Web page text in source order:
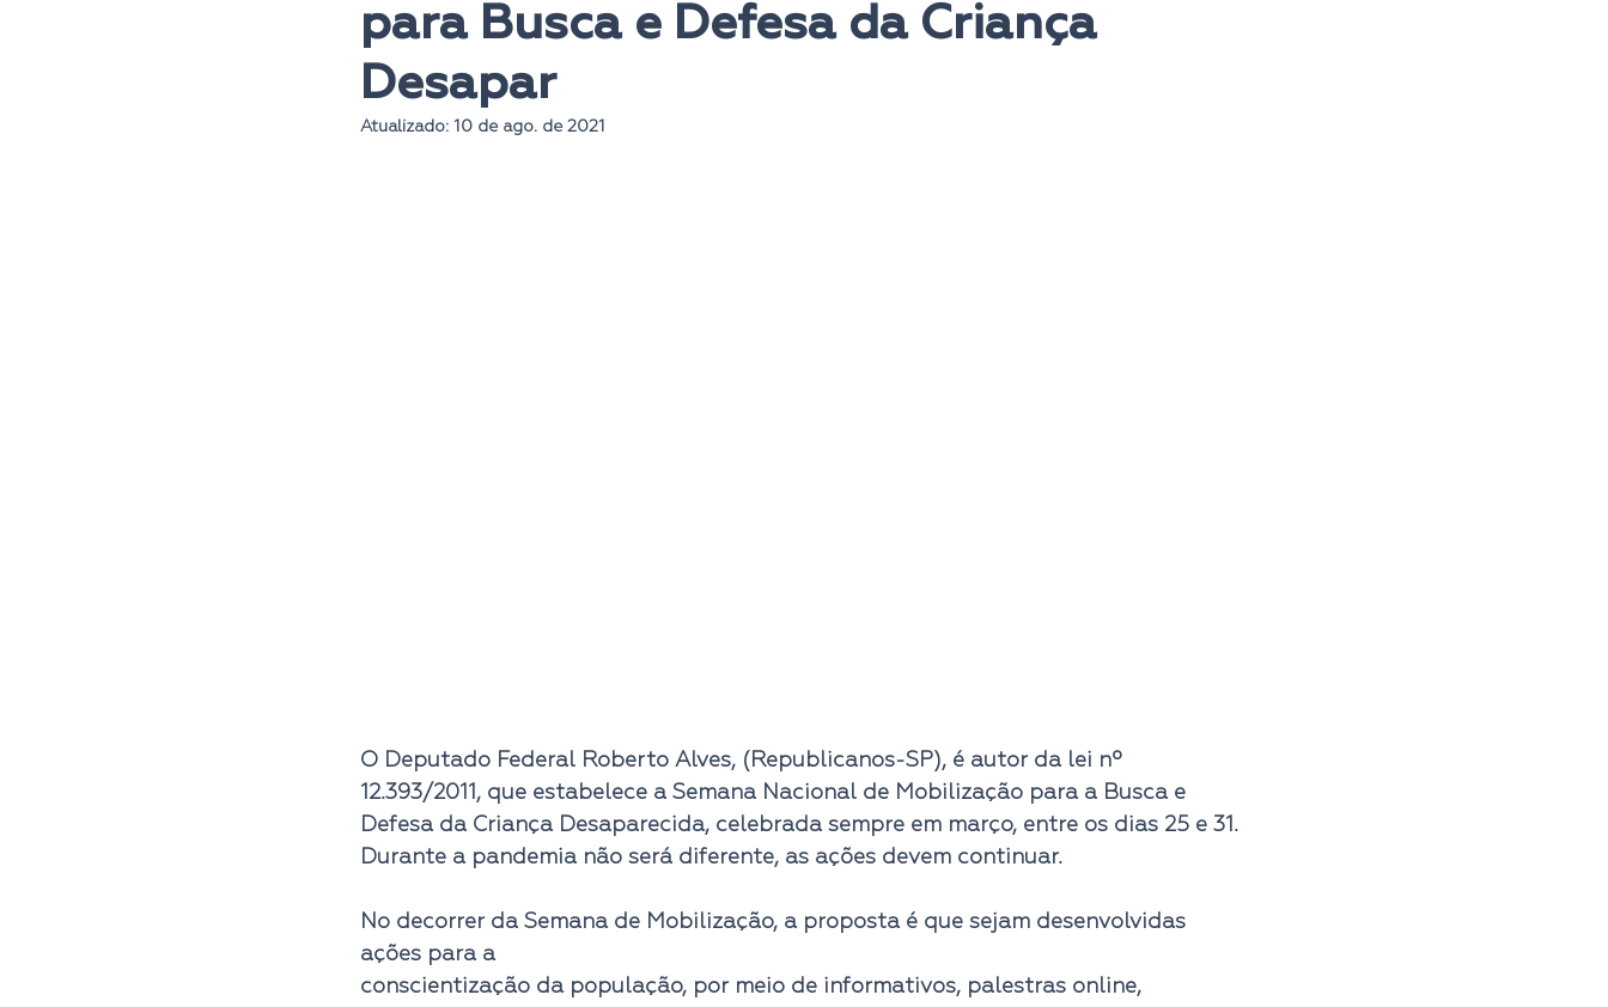
para Busca e Defesa da Criança
Desapar
Atualizado: 10 de ago. de 2021
O Deputado Federal Roberto Alves, (Republicanos-SP), é autor da lei nº
12.393/2011, que estabelece a Semana Nacional de Mobilização para a Busca e
Defesa da Criança Desaparecida, celebrada sempre em março, entre os dias 25 e 31.
Durante a pandemia não será diferente, as ações devem continuar.
No decorrer da Semana de Mobilização, a proposta é que sejam desenvolvidas
ações para a
conscientização da população, por meio de informativos, palestras online,